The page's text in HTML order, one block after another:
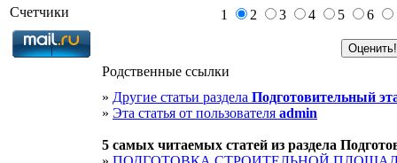
Счетчики 1 2 3 4 5 6
Родственные ссылки
» Другие статьи раздела Подготовительный
» Эта статья от пользователя admin
5 cамых читаемых статей из раздела